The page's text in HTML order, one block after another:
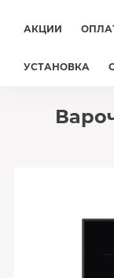
АКЦИИ
УСТАНОВКА